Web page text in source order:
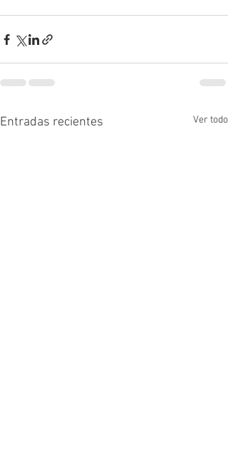
Entradas recientes Ver todo